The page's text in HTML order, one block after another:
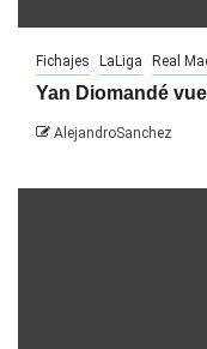
Fichajes LaLiga Real
Yan Diomandé
AlejandroSanchez